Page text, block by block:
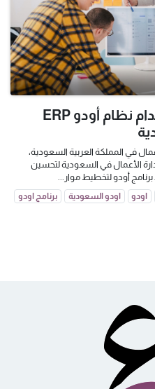
أفضل الممارسات لاستخدام نظام أودو ERP
في المملكة العربية السعودية،
الأعمال في السعودية لتحسين
أودو لتخطيط موار...
اودو اودو السعودية
برنامج اودو